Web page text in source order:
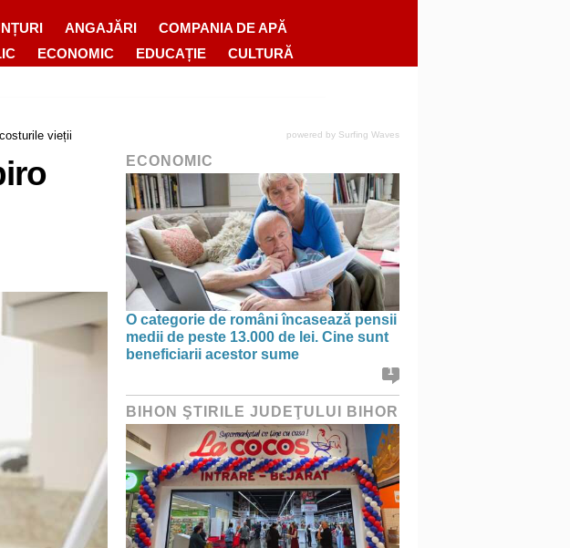
ANGAJĂRI
COMPANIA DE APĂ
ECONOMIC EDUCAȚIE CULTURĂ
vieții powered by Surfing Waves
ECONOMIC
O categorie de români încasează pensii
medii de peste 13.000 de lei. Cine sunt
beneficiarii acestor sume
1
BIHON ŞTIRILE JUDEŢULUI BIHOR